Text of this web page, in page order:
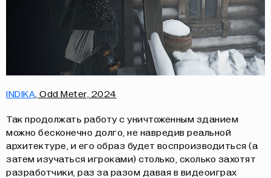
INDIKA , Odd Meter, 2024
Так продолжать работу с уничтоженным зданием
можно бесконечно долго, не навредив реальной
архитектуре, и его образ будет воспроизводиться (а
затем изучаться игроками) столько, сколько захотят
разработчики, раз за разом давая в видеоиграх